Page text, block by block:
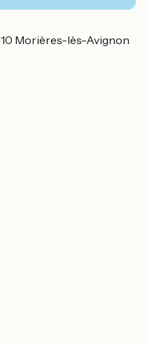
Morières-lès-Avignon